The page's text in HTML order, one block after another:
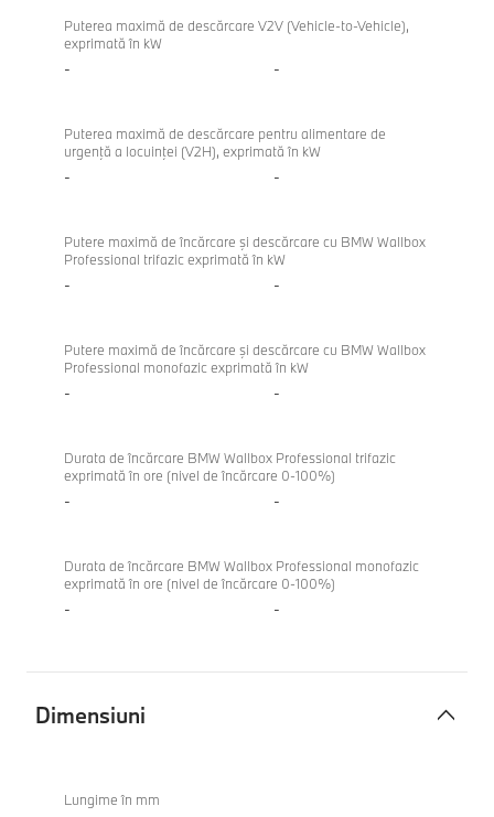
Puterea maximă de descărcare V2V (Vehicle-to-Vehicle),
exprimată în kW
- -
Puterea maximă de descărcare pentru alimentare de
urgenţă a locuinţei (V2H), exprimată în kW
- -
Putere maximă de încărcare şi descărcare cu BMW Wallbox
Professional trifazic exprimată în kW
- -
Putere maximă de încărcare şi descărcare cu BMW Wallbox
Professional monofazic exprimată în kW
- -
Durata de încărcare BMW Wallbox Professional trifazic
exprimată în ore (nivel de încărcare 0-100%)
- -
Durata de încărcare BMW Wallbox Professional monofazic
exprimată în ore (nivel de încărcare 0-100%)
- -
Dimensiuni
Lungime în mm